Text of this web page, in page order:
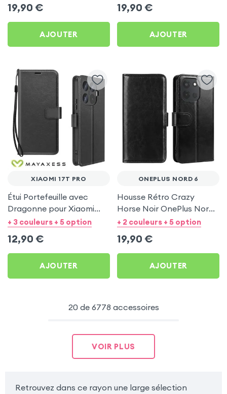
19,90 €
AJOUTER
19,90 €
AJOUTER
XIAOMI 17T PRO
Étui Portefeuille avec
Dragonne pour Xiaomi
17T Pro - Noir Mayaxess
+ 3 couleurs + 5 option
12,90 €
AJOUTER
ONEPLUS NORD 6
Housse Rétro Crazy
Horse Noir OnePlus Nord
6 Fonction Portefeuille
+ 2 couleurs + 5 option
19,90 €
AJOUTER
20 de 6778 accessoires
VOIR PLUS
Retrouvez dans ce rayon une large sélection